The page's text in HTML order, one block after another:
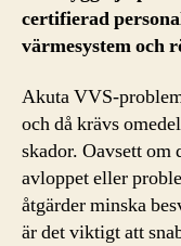
certifierad
värmesystem och
Akuta VVS-
och då krävs
skador. Oavsett om
avloppet eller
åtgärder minska
är det viktigt att